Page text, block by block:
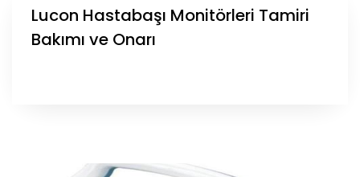
Lucon Hastabaşı Monitörleri Tamiri
Bakımı ve Onarı